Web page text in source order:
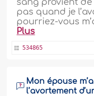
pas quand je
pourriez-vous
Plus
534865
Mon épouse
l’avortement